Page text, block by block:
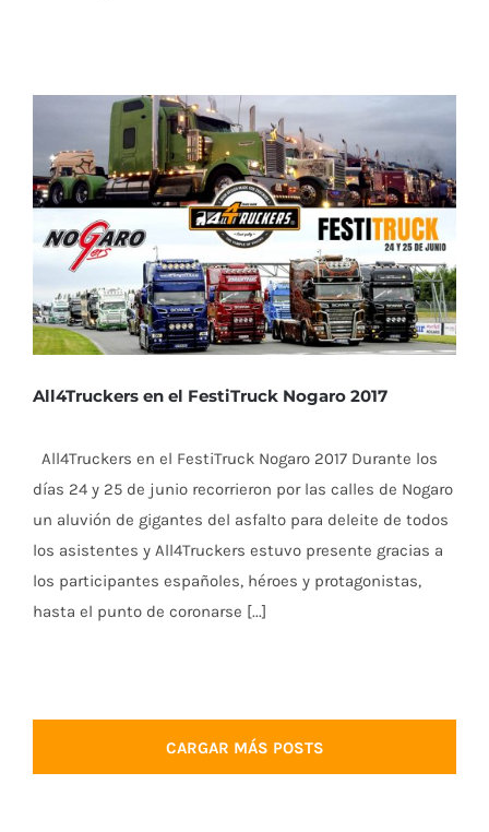
All4Truckers en el FestiTruck Nogaro 2017
All4Truckers en el FestiTruck Nogaro 2017 Durante los
días 24 y 25 de junio recorrieron por las calles de Nogaro
un aluvión de gigantes del asfalto para deleite de todos
los asistentes y All4Truckers estuvo presente gracias a
los participantes españoles, héroes y protagonistas,
hasta el punto de coronarse [...]
CARGAR MÁS POSTS